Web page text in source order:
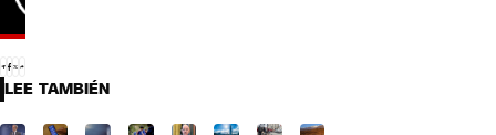
LEE TAMBIÉN